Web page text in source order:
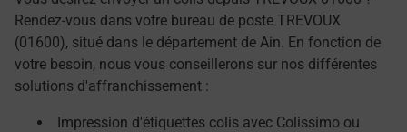
Rendez-vous dans votre bureau de poste TREVOUX
(01600), situé dans le département de Ain. En fonction de
votre besoin, nous vous conseillerons sur nos différentes
solutions d'affranchissement :
Impression d'étiquettes colis avec Colissimo ou